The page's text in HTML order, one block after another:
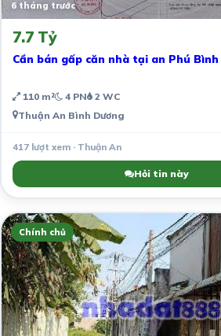
6 tháng trước
7.7 Tỷ
Cần bán gấp căn nhà tại an Phú Bình
110 m² 4 PN 2 WC
Thuận An Bình Dương
417 lượt xem · Thuận An
Hỏi tin này
Chính chủ